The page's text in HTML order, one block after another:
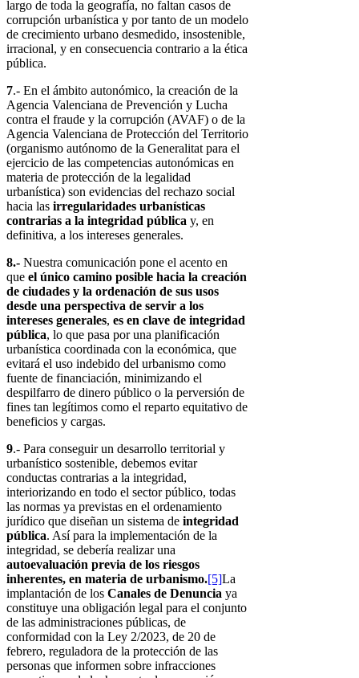
largo de toda la geografía, no faltan casos de
corrupción urbanística y por tanto de un modelo
de crecimiento urbano desmedido, insostenible,
irracional, y en consecuencia contrario a la ética
pública.
7.- En el ámbito autonómico, la creación de la
Agencia Valenciana de Prevención y Lucha
contra el fraude y la corrupción (AVAF) o de la
Agencia Valenciana de Protección del Territorio
(organismo autónomo de la Generalitat para el
ejercicio de las competencias autonómicas en
materia de protección de la legalidad
urbanística) son evidencias del rechazo social
hacia las irregularidades urbanísticas
contrarias a la integridad pública y, en
definitiva, a los intereses generales.
8.- Nuestra comunicación pone el acento en
que el único camino posible hacia la creación
de ciudades y la ordenación de sus usos
desde una perspectiva de servir a los
intereses generales, es en clave de integridad
pública, lo que pasa por una planificación
urbanística coordinada con la económica, que
evitará el uso indebido del urbanismo como
fuente de financiación, minimizando el
despilfarro de dinero público o la perversión de
fines tan legítimos como el reparto equitativo de
beneficios y cargas.
9.- Para conseguir un desarrollo territorial y
urbanístico sostenible, debemos evitar
conductas contrarias a la integridad,
interiorizando en todo el sector público, todas
las normas ya previstas en el ordenamiento
jurídico que diseñan un sistema de integridad
pública. Así para la implementación de la
integridad, se debería realizar una
autoevaluación previa de los riesgos
inherentes, en materia de urbanismo.[5]La
implantación de los Canales de Denuncia ya
constituye una obligación legal para el conjunto
de las administraciones públicas, de
conformidad con la Ley 2/2023, de 20 de
febrero, reguladora de la protección de las
personas que informen sobre infracciones